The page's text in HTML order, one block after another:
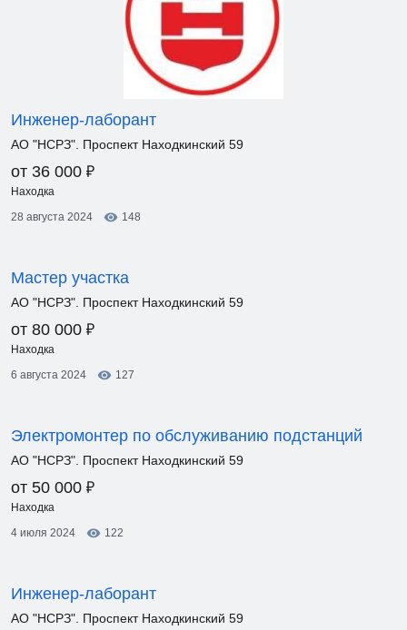
Инженер-лаборант
АО "НСРЗ". Проспект Находкинский 59
от 36 000 ₽
Находка
28 августа 2024
148
Мастер участка
АО "НСРЗ". Проспект Находкинский 59
от 80 000 ₽
Находка
6 августа 2024
127
Электромонтер по обслуживанию подстанций
АО "НСРЗ". Проспект Находкинский 59
от 50 000 ₽
Находка
4 июля 2024
122
Инженер-лаборант
АО "НСРЗ". Проспект Находкинский 59